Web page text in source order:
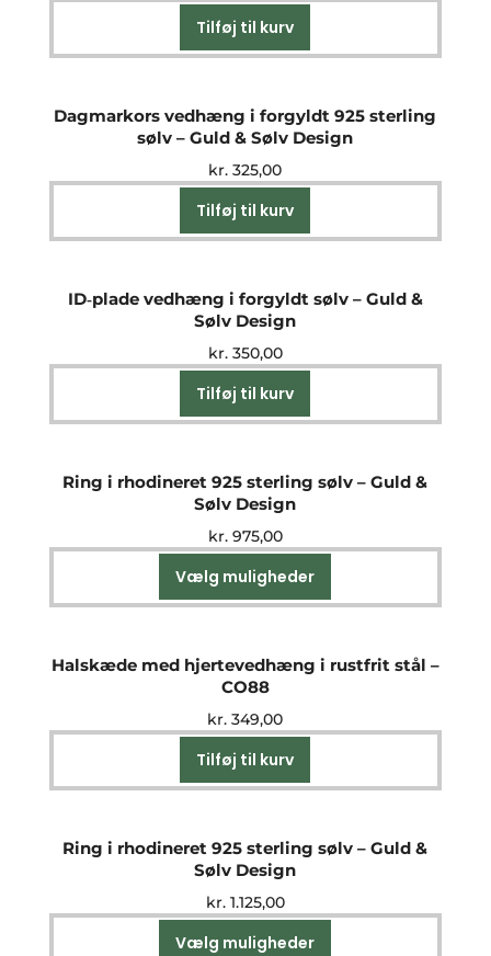
Tilføj til kurv
Dagmarkors vedhæng i forgyldt 925 sterling
sølv – Guld & Sølv Design
kr. 325,00
Tilføj til kurv
ID‑plade vedhæng i forgyldt sølv – Guld &
Sølv Design
kr.350,00
Tilføj til kurv
Ring i rhodineret 925 sterling sølv – Guld &
Sølv Design
kr.975,00
Vælg muligheder
vare
varianter.
kan
Halskæde med hjertevedhæng i rustfrit stål –
CO88
kr. 349,00
Tilføj til kurv
Ring i rhodineret 925 sterling sølv – Guld &
Sølv Design
kr.1.125,00
Vælg muligheder